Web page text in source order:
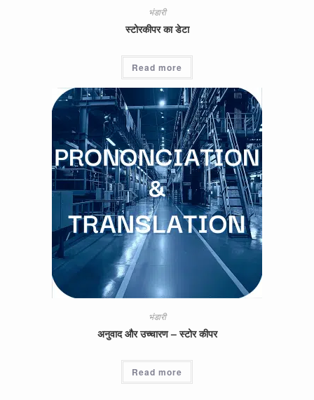
भंडारी
स्टोरकीपर का डेटा
Read more
भंडारी
अनुवाद और उच्चारण – स्टोर कीपर
Read more